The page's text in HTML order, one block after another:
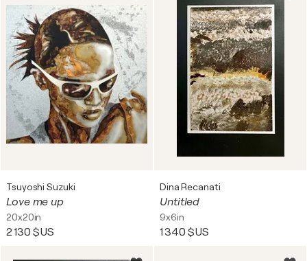
Tsuyoshi Suzuki
Love me up
20x20in
2 130 $US
Dina Recanati
Untitled
9x6in
1 340 $US